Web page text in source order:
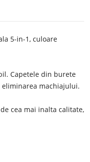
5-in-1, culoare
Capetele din burete
machiajului.
cea mai inalta calitate,